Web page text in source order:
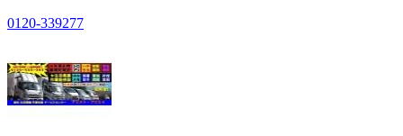
0120-339277